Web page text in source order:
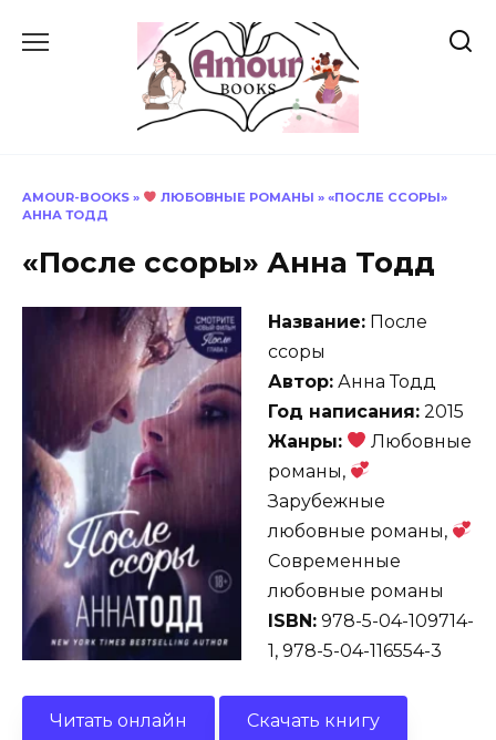
AMOUR-BOOKS » ЛЮБОВНЫЕ РОМАНЫ » «ПОСЛЕ ССОРЫ»
АННА ТОДД
«После ссоры» Анна Тодд
Название: После
ссоры
Автор: Анна Тодд
Год написания: 2015
Жанры:
Любовные
романы,
Зарубежные
любовные романы,
Современные
любовные романы
ISBN: 978-5-04-109714-
1, 978-5-04-116554-3
Читать онлайн Скачать книгу